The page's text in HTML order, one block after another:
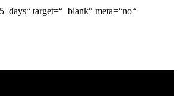
target=“_blank“ meta=“no“